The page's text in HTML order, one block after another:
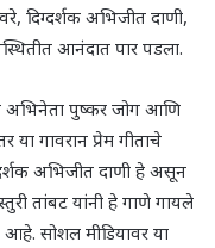
दिग्दर्शक अभिजीत दाणी,
आनंदात पार पडला.
अभिनेता पुष्कर जोग आणि
या गावरान प्रेम गीताचे
अभिजीत दाणी हे असून
तांबट यांनी हे गाणे गायले
सोशल मीडियावर या